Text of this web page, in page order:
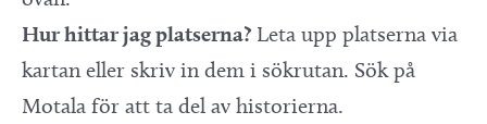
Hur hittar jag platserna? Leta upp platserna via
kartan eller skriv in dem i sökrutan. Sök på
Motala för att ta del av historierna.